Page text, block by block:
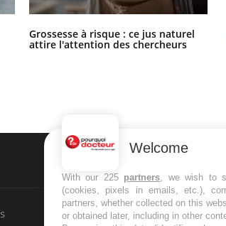
Grossesse à risque : ce jus naturel
attire l'attention des chercheurs
NEWSLETTER
Recevez toutes les semaines
infos santé
Welcome
With our 225 partners, we wish to
(cookies, pixels in emails, etc.),
partners, whether collected on this
or obtained later, including in other